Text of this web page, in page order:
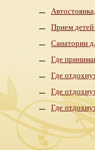
Прием детей
Санатории
Где
Где
Где
Где